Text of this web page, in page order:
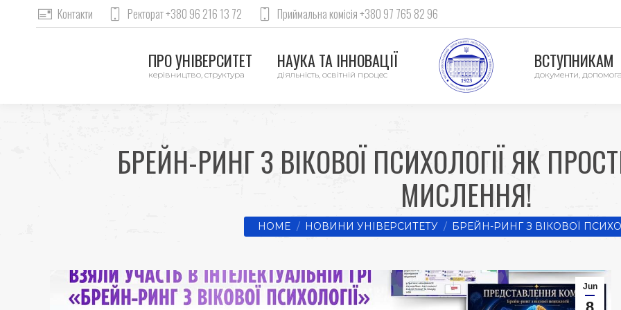
Контакти Ректорат +380 96 216 13 72 Приймальна комісія +380 97 765 82 96
ПРО УНІВЕРСИТЕТ
керівництво, структура
НАУКА ТА ІННОВАЦІЇ
діяльність, освітній процес
ВСТУПНИКАМ
документи, допомога
БРЕЙН-РИНГ З ВІКОВОЇ ПСИХОЛОГІЇ ЯК
МИСЛЕННЯ!
You are here:
HOME НОВИНИ УНІВЕРСИТЕТУ БРЕЙН-РИНГ З ВІКОВОЇ
Jun